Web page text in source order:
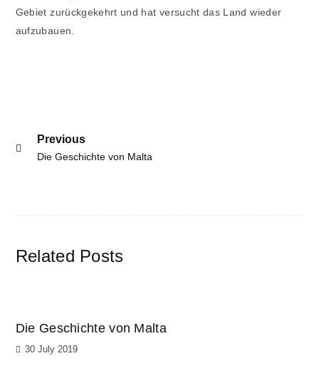
Gebiet zurückgekehrt und hat versucht das Land wieder
aufzubauen.
Post
navigation
Previous
Previous
Die Geschichte von Malta
Related Posts
Die Geschichte von Malta
30 July 2019